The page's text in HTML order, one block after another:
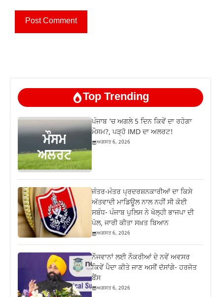
Top Trending
ਪੰਜਾਬ ‘ਚ ਅਗਲੇ 5 ਦਿਨ ਕਿਵੇਂ ਦਾ ਰਹੇਗਾ
ਮੌਸਮ?, ਪੜ੍ਹੋ IMD ਦਾ ਅਲਰਟ!
ਅਗਸਤ 6, 2026
ਜੰਤਰ-ਮੰਤਰ ਪ੍ਰਦਰਸ਼ਨਕਾਰੀਆਂ ਦਾ ਕਿਸੇ
ਅੱਤਵਾਦੀ ਮਾਡਿਊਲ ਨਾਲ ਨਹੀਂ ਸੀ ਕੋਈ
ਸਬੰਧ- ਪੰਜਾਬ ਪੁਲਿਸ ਨੇ ਖੋਲ੍ਹੀ ਭਾਜਪਾ ਦੀ
ਪੋਲ, ਜਾਰੀ ਕੀਤਾ ਸਖ਼ਤ ਬਿਆਨ
ਅਗਸਤ 6, 2026
ਨੌਜਵਾਨਾਂ ਲਈ ਨੌਕਰੀਆਂ ਦੇ ਨਵੇਂ ਅਵਸਰ
ਕਿਵੇਂ ਪੈਦਾ ਕੀਤੇ ਜਾਣ ਅਸੀਂ ਦੱਸਾਂਗੇ- ਹਰਜੋਤ
ਬੈਂਸ
ਅਗਸਤ 6, 2026